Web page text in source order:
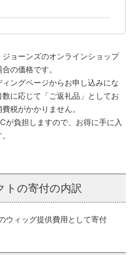
ジョーンズのオンラインショップ
の価格です。
ングページからお申し込みにな
に応じて「ご返礼品」としてお
税がかかりません。
が負担しますので、お得に手に入
トの寄付の内訳
ウィッグ提供費用として寄付